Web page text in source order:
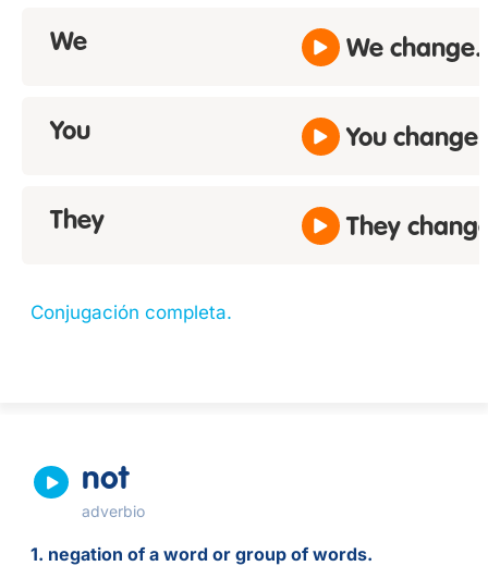
We We change.
You You change.
They They
Conjugación completa.
not
adverbio
1. negation of a word or group of words.